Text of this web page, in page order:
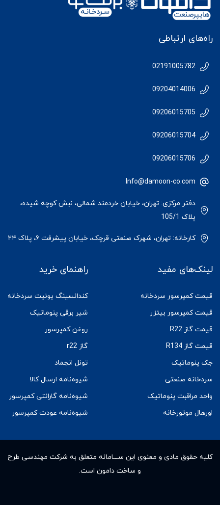
راه‌های ارتباطی
02191005782
09204014006
09206015705
09206015704
09206015706
Info@damoon-co.com
دفتر مرکزی: تهران، خیابان خردمند شمالی، نبش کوچه شیده،
پلاک 105/1
کارخانه: تهران، شهرک صنعتی قرچک، خیابان پیشرفت ۶، پلاک ۲۴
لینک‌های مفید
قیمت کمپرسور سردخانه
قیمت کمپرسور بیتزر
قیمت گاز R22
قیمت گاز R134
جک پنوماتیک
سردخانه صنعتی
واحد مراقبت پنوماتیک
اورهال موتورخانه
راهنمای خرید
کندانسینگ یونیت سردخانه
شیر برقی پنوماتیک
روغن کمپرسور
گاز r22
تونل انجماد
شیوه‌نامه ارسال کالا
شیوه‌نامه گارانتی کمپرسور
شیوه‌نامه عودت کمپرسور
کلیه حقوق مادى و معنوى این ســـامانه متعلق به شرکت مهندسی طرح
و ساخت دامون است.